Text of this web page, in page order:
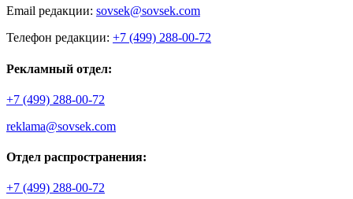
Email редакции: sovsek@sovsek.com
Телефон редакции: +7 (499) 288-00-72
Рекламный отдел:
+7 (499) 288-00-72
reklama@sovsek.com
Отдел распространения:
+7 (499) 288-00-72